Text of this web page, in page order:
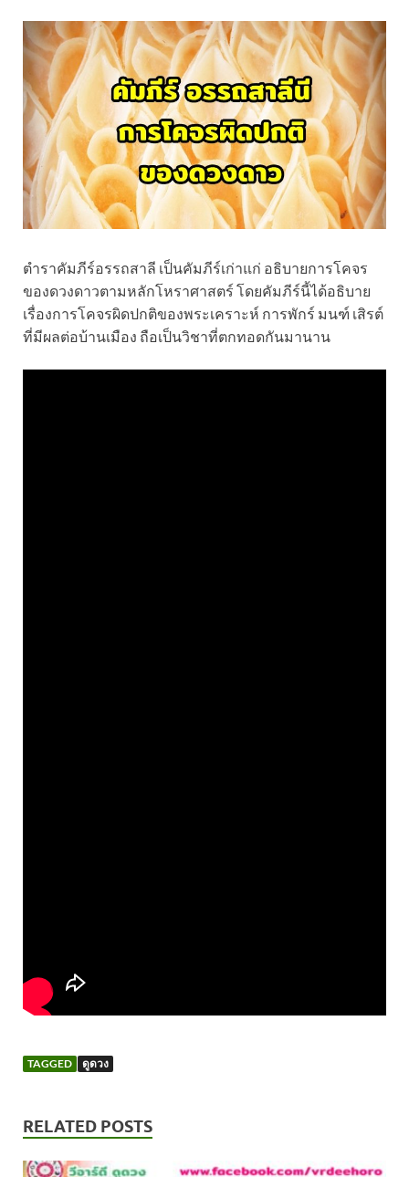
ตำราคัมภีร์อรรถสาลี เป็นคัมภีร์เก่าแก่ อธิบายการโคจร
ของดวงดาวตามหลักโหราศาสตร์ โดยคัมภีร์นี้ได้อธิบาย
เรื่องการโคจรผิดปกติของพระเคราะห์ การพักร์ มนฑ์ เสิรต์
ที่มีผลต่อบ้านเมือง ถือเป็นวิชาที่ตกทอดกันมานาน
TAGGED ดูดวง
RELATED POSTS